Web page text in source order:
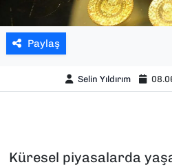
Paylaş
Selin Yıldırım
Küresel piyasalarda